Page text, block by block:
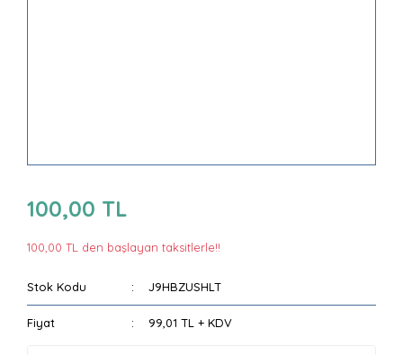
100,00 TL
100,00 TL den başlayan taksitlerle!!
Stok Kodu J9HBZUSHLT
Fiyat 99,01 TL + KDV